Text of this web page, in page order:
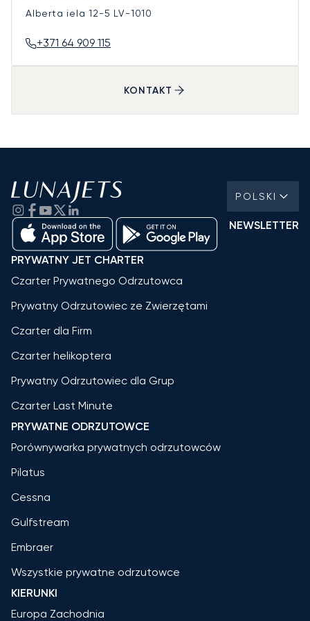
Alberta iela 12-5 LV-1010
+371 64 909 115
KONTAKT
POLSKI
NEWSLETTER
PRYWATNY JET CHARTER
Czarter Prywatnego Odrzutowca
Prywatny Odrzutowiec ze Zwierzętami
Czarter dla Firm
Czarter helikoptera
Prywatny Odrzutowiec dla Grup
Czarter Last Minute
PRYWATNE ODRZUTOWCE
Porównywarka prywatnych odrzutowców
Pilatus
Cessna
Gulfstream
Embraer
Wszystkie prywatne odrzutowce
KIERUNKI
Europa Zachodnia